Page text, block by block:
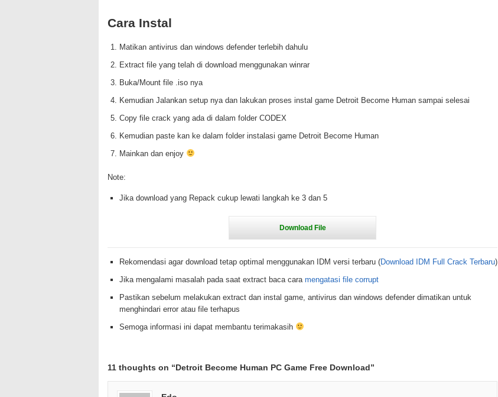
Cara Instal
Matikan antivirus dan windows defender terlebih dahulu
Extract file yang telah di download menggunakan winrar
Buka/Mount file .iso nya
Kemudian Jalankan setup nya dan lakukan proses instal game Detroit Become Human sampai selesai
Copy file crack yang ada di dalam folder CODEX
Kemudian paste kan ke dalam folder instalasi game Detroit Become Human
Mainkan dan enjoy
Note:
Jika download yang Repack cukup lewati langkah ke 3 dan 5
Rekomendasi agar download tetap optimal menggunakan IDM versi terbaru (Download IDM Full Crack Terbaru)
Jika mengalami masalah pada saat extract baca cara mengatasi file corrupt
Pastikan sebelum melakukan extract dan instal game, antivirus dan windows defender dimatikan untuk
menghindari error atau file terhapus
Semoga informasi ini dapat membantu terimakasih
11 thoughts on “Detroit Become Human PC Game Free Download”